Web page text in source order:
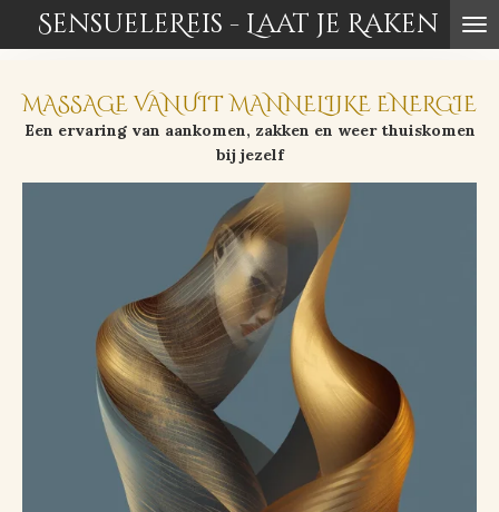
direct
de
hoofdinhoud
SensueleReis - Laat je Raken
MASSAGE VANUIT MANNELIJKE ENERGIE
Een ervaring van aankomen, zakken en weer thuiskomen
bij jezelf